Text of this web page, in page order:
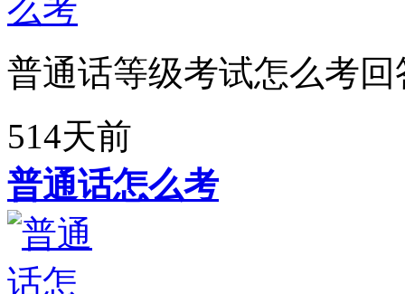
普通话等级考试怎么考回
514天前
普通话怎么考